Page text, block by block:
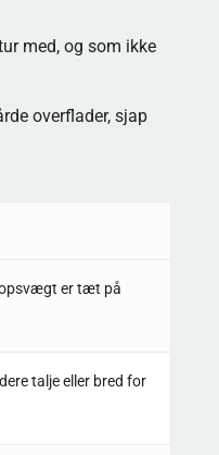
med, og som ikke
overflader, sjap
er tæt på
talje eller bred for